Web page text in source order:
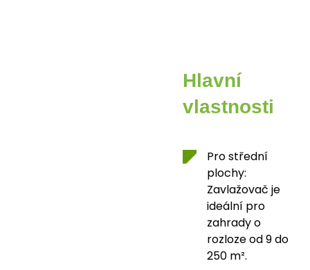
Hlavní
vlastnosti
Pro střední
plochy:
Zavlažovač je
ideální pro
zahrady o
rozloze od 9 do
250 m².